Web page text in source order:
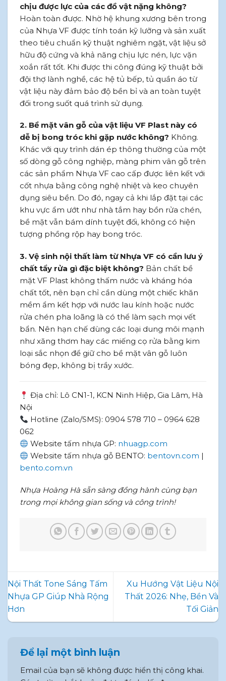
chịu được lực của các đồ vật nặng không?
Hoàn toàn được. Nhờ hệ khung xương bên trong
của Nhựa VF được tính toán kỹ lưỡng và sản xuất
theo tiêu chuẩn kỹ thuật nghiêm ngặt, vật liệu sở
hữu độ cứng và khả năng chịu lực nén, lực vặn
xoắn rất tốt. Khi được thi công đúng kỹ thuật bởi
đội thợ lành nghề, các hệ tủ bếp, tủ quần áo từ
vật liệu này đảm bảo độ bền bỉ và an toàn tuyệt
đối trong suốt quá trình sử dụng.
2. Bề mặt vân gỗ của vật liệu VF Plast này có
dễ bị bong tróc khi gặp nước không? Không.
Khác với quy trình dán ép thông thường của một
số dòng gỗ công nghiệp, màng phim vân gỗ trên
các sản phẩm Nhựa VF cao cấp được liên kết với
cốt nhựa bằng công nghệ nhiệt và keo chuyên
dụng siêu bền. Do đó, ngay cả khi lắp đặt tại các
khu vực ẩm ướt như nhà tắm hay bồn rửa chén,
bề mặt vẫn bám dính tuyệt đối, không có hiện
tượng phồng rộp hay bong tróc.
3. Vệ sinh nội thất làm từ Nhựa VF có cần lưu ý
chất tẩy rửa gì đặc biệt không? Bản chất bề
mặt VF Plast không thấm nước và kháng hóa
chất tốt, nên bạn chỉ cần dùng một chiếc khăn
mềm ẩm kết hợp với nước lau kính hoặc nước
rửa chén pha loãng là có thể làm sạch mọi vết
bẩn. Nên hạn chế dùng các loại dung môi mạnh
như xăng thơm hay các miếng cọ rửa bằng kim
loại sắc nhọn để giữ cho bề mặt vân gỗ luôn
bóng đẹp, không bị trầy xước.
Địa chỉ: Lô CN1-1, KCN Ninh Hiệp, Gia Lâm, Hà
Nội
Hotline (Zalo/SMS): 0904 578 710 – 0964 628
062
Website tấm nhựa GP: nhuagp.com
Website tấm nhựa gỗ BENTO: bentovn.com |
bento.com.vn
Nhựa Hoàng Hà sẵn sàng đồng hành cùng bạn
trong mọi không gian sống và công trình!
Nội Thất Tone Sáng Tấm
Nhựa GP Giúp Nhà Rộng
Hơn
Xu Hướng Vật Liệu Nội
Thất 2026: Nhẹ, Bền Và
Tối Giản
Để lại một bình luận
Email của bạn sẽ không được hiển thị công khai.